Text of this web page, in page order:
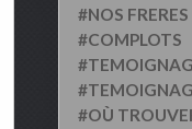
#NOS
#COMPLOTS
#OÙ